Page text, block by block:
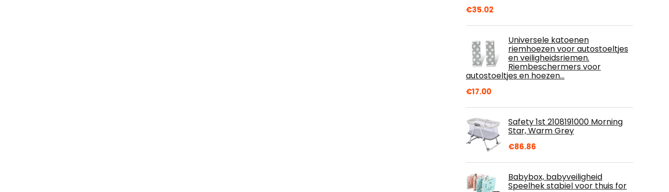
€35.02
Universele katoenen
riemhoezen voor autostoeltjes
en veiligheidsriemen.
Riembeschermers voor
autostoeltjes en hoezen…
€17.00
Safety 1st 2108191000 Morning
Star, Warm Grey
€86.86
Babybox, babyveiligheid
Speelhek stabiel voor thuis for